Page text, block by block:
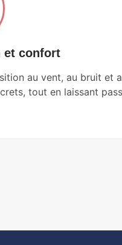
et confort
au vent, au bruit et
tout en laissant